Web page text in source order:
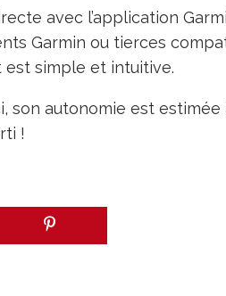
avec l’application
Garmin ou tierces
est simple et intuitive.
son autonomie est estimée
!